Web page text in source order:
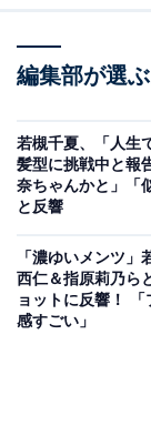
編集部が選
若槻千夏、「人生
髪型に挑戦中と報
奈ちゃんかと」「
と反響
「濃ゆいメンツ」
西仁＆指原莉乃ら
ョットに反響！ 「
感すごい」